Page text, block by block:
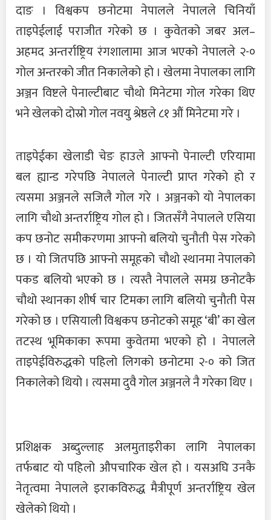
दाङ । विश्वकप छनोटमा नेपालले नेपालले चिनियाँ
ताइपेईलाई पराजीत गरेको छ । कुवेतको जबर अल–
अहमद अन्तर्राष्ट्रिय रंगशालामा आज भएको नेपालले २-०
गोल अन्तरको जीत निकालेको हो । खेलमा नेपालका लागि
अञ्जन विष्टले पेनाल्टीबाट चौथो मिनेटमा गोल गरेका थिए
भने खेलको दोस्रो गोल नवयु श्रेष्ठले ८१ औं मिनेटमा गरे ।
ताइपेईका खेलाडी चेङ हाउले आफ्नो पेनाल्टी एरियामा
बल ह्यान्ड गरेपछि नेपालले पेनाल्टी प्राप्त गरेको हो र
त्यसमा अञ्जनले सजिलै गोल गरे । अञ्जनको यो नेपालका
लागि चौथो अन्तर्राष्ट्रिय गोल हो । जितसँगै नेपालले एसिया
कप छनोट समीकरणमा आफ्नो बलियो चुनौती पेस गरेको
छ । यो जितपछि आफ्नो समूहको चौथो स्थानमा नेपालको
पकड बलियो भएको छ । त्यस्तै नेपालले समग्र छनोटकै
चौथो स्थानका शीर्ष चार टिमका लागि बलियो चुनौती पेस
गरेको छ । एसियाली विश्वकप छनोटको समूह ‘बी’ का खेल
तटस्थ भूमिकाका रूपमा कुवेतमा भएको हो । नेपालले
ताइपेईविरुद्धको पहिलो लिगको छनोटमा २-० को जित
निकालेको थियो । त्यसमा दुवै गोल अञ्जनले नै गरेका थिए ।
प्रशिक्षक अब्दुल्लाह अलमुताइरीका लागि नेपालका
तर्फबाट यो पहिलो औपचारिक खेल हो । यसअघि उनकै
नेतृत्वमा नेपालले इराकविरुद्ध मैत्रीपूर्ण अन्तर्राष्ट्रिय खेल
खेलेको थियो ।